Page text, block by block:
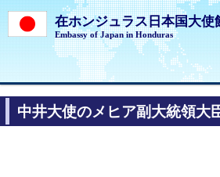
在ホンジュラス日本国大使
Embassy of Japan in Honduras
中井大使のメヒア副大統領大